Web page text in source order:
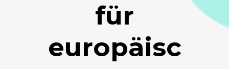
für
europäisc